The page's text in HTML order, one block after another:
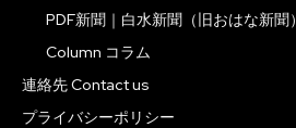
PDF新聞｜白水新聞（旧おはな新聞）
Column コラム
連絡先 Contact us
プライバシーポリシー